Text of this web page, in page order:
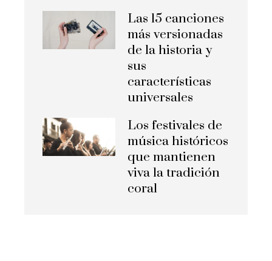
Las 15 canciones
más versionadas
de la historia y
sus
características
universales
Los festivales de
música históricos
que mantienen
viva la tradición
coral